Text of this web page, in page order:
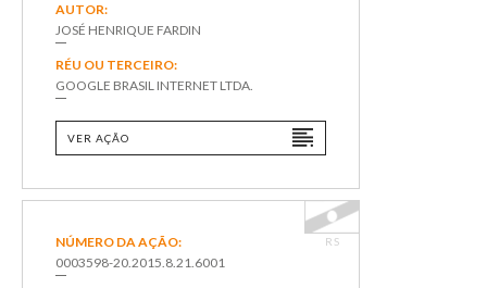
AUTOR:
JOSÉ HENRIQUE FARDIN
RÉU OU TERCEIRO:
GOOGLE BRASIL INTERNET LTDA.
VER AÇÃO
RS
NÚMERO DA AÇÃO:
0003598-20.2015.8.21.6001